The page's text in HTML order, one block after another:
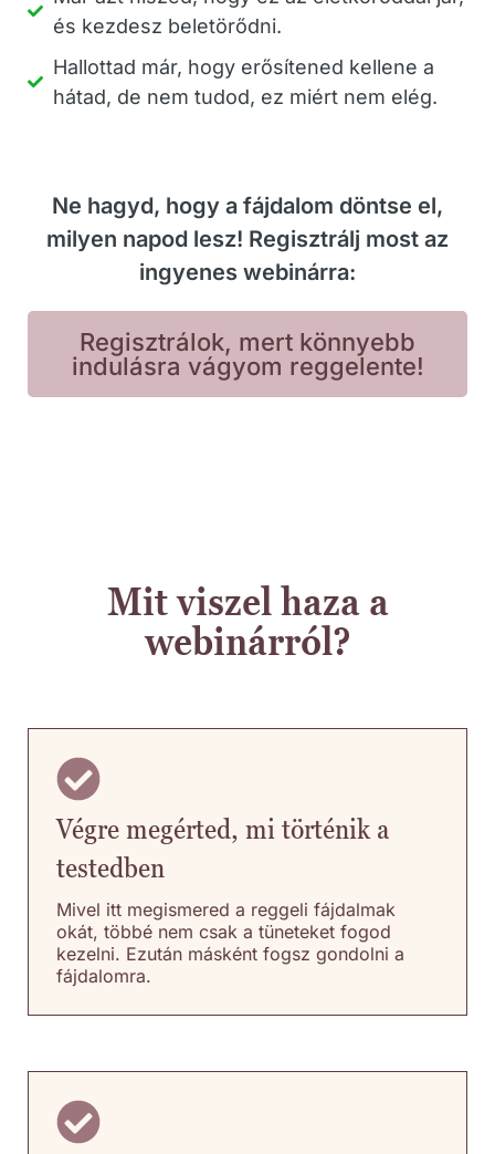
és kezdesz beletörődni.
Hallottad már, hogy erősítened kellene a
hátad, de nem tudod, ez miért nem elég.
Ne hagyd, hogy a fájdalom döntse el,
milyen napod lesz! Regisztrálj most az
ingyenes webinárra:
Regisztrálok, mert könnyebb
indulásra vágyom reggelente!
Mit viszel haza a
webinárról?
Végre megérted, mi történik a
testedben
Mivel itt megismered a reggeli fájdalmak
okát, többé nem csak a tüneteket fogod
kezelni. Ezután másként fogsz gondolni a
fájdalomra.